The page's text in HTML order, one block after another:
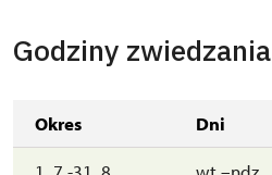
Godziny zwiedzania
Okres Dni